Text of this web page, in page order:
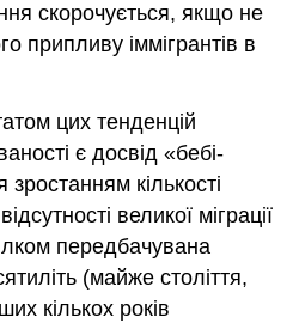
скорочується, якщо не
припливу іммігрантів в
цих тенденцій
є досвід «бебі-
кількості
великої міграції
передбачувана
(майже століття,
кількох років